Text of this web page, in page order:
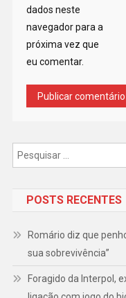
dados neste
navegador para a
próxima vez que
eu comentar.
POSTS RECENTES
Romário diz que
sua sobrevivência”
Foragido da Interpol,